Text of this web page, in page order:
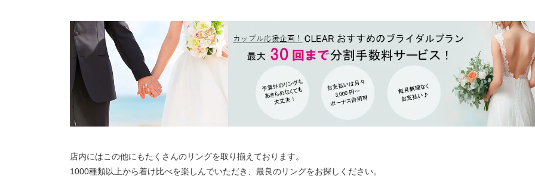
店内にはこの他にもたくさんのリングを取り揃えております。
1000種類以上から着け比べを楽しんでいただき、最良のリングをお探しください。